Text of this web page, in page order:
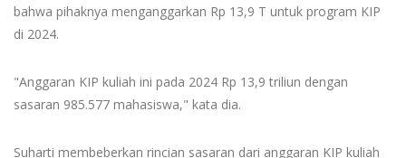
bahwa pihaknya menganggarkan Rp 13,9 T untuk program KIP
di 2024.
"Anggaran KIP kuliah ini pada 2024 Rp 13,9 triliun dengan
sasaran 985.577 mahasiswa," kata dia.
Suharti membeberkan rincian sasaran dari anggaran KIP kuliah